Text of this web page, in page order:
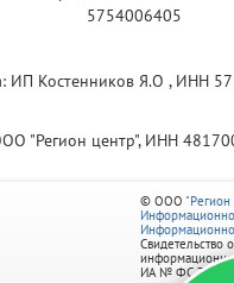
5754006405
ИП Костенников Я.О , ИНН
"Регион центр", ИНН
© ООО
Свидетельство
ИА № ФС